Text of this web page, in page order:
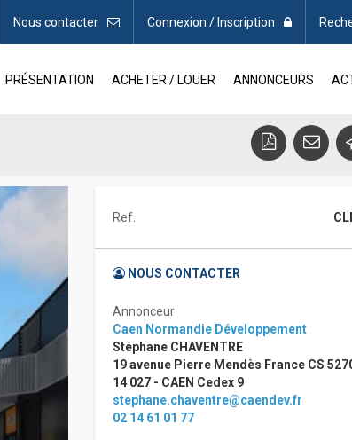
Nous contacter Connexion / Inscription
PRÉSENTATION ACHETER / LOUER ANNONCEURS
Ref.
NOUS CONTACTER
Annonceur
Caen Normandie Développement
Stéphane CHAVENTRE
19 avenue Pierre Mendès France CS
14 027 - CAEN Cedex 9
stephane.chaventre@caendev.fr
02 14 61 01 77